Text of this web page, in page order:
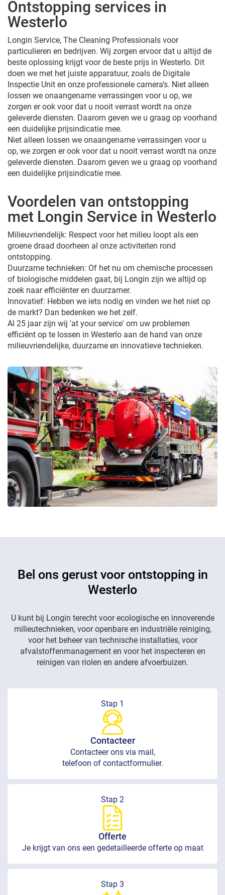
Ontstopping services in
Westerlo
Longin Service, The Cleaning Professionals voor
particulieren en bedrijven. Wij zorgen ervoor dat u altijd de
beste oplossing krijgt voor de beste prijs in Westerlo. Dit
doen we met het juiste apparatuur, zoals de Digitale
Inspectie Unit en onze professionele camera’s. Niet alleen
lossen we onaangename verrassingen voor u op, we
zorgen er ook voor dat u nooit verrast wordt na onze
geleverde diensten. Daarom geven we u graag op voorhand
een duidelijke prijsindicatie mee.
Niet alleen lossen we onaangename verrassingen voor u
op, we zorgen er ook voor dat u nooit verrast wordt na onze
geleverde diensten. Daarom geven we u graag op voorhand
een duidelijke prijsindicatie mee.
Voordelen van ontstopping
met Longin Service in Westerlo
Milieuvriendelijk: Respect voor het milieu loopt als een
groene draad doorheen al onze activiteiten rond
ontstopping.
Duurzame technieken: Of het nu om chemische processen
of biologische middelen gaat, bij Longin zijn we altijd op
zoek naar efficiënter en duurzamer.
Innovatief: Hebben we iets nodig en vinden we het niet op
de markt? Dan bedenken we het zelf.
Al 25 jaar zijn wij 'at your service' om uw problemen
efficiënt op te lossen in Westerlo aan de hand van onze
milieuvriendelijke, duurzame en innovatieve technieken.
Bel ons gerust voor ontstopping in
Westerlo
U kunt bij Longin terecht voor ecologische en innoverende
milieutechnieken, voor openbare en industriële reiniging,
voor het beheer van technische installaties, voor
afvalstoffenmanagement en voor het inspecteren en
reinigen van riolen en andere afvoerbuizen.
Stap 1
Contacteer
Contacteer ons via mail,
telefoon of contactformulier.
Stap 2
Offerte
Je krijgt van ons een gedetailleerde offerte op maat
Stap 3